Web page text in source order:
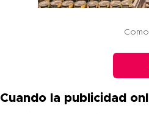
Cuando la publicidad